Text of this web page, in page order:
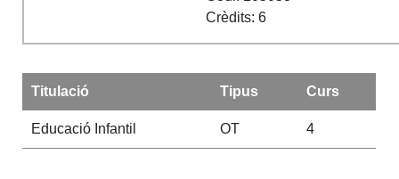
Crèdits: 6
Titulació Tipus Curs
Educació Infantil OT 4